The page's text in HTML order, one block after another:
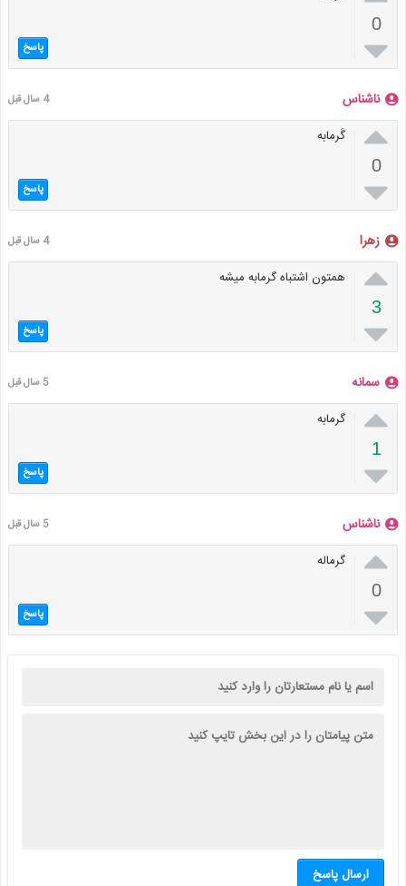
0
 پاسخ
ناشناس 4 سال قبل

0

گَرمابه
پاسخ
زهرا 4 سال قبل

3

همتون اشتباه گرمابه میشه
پاسخ
سمانه 5 سال قبل

1

گرمابه
پاسخ
ناشناس 5 سال قبل

0

گرماله
پاسخ
ارسال پاسخ